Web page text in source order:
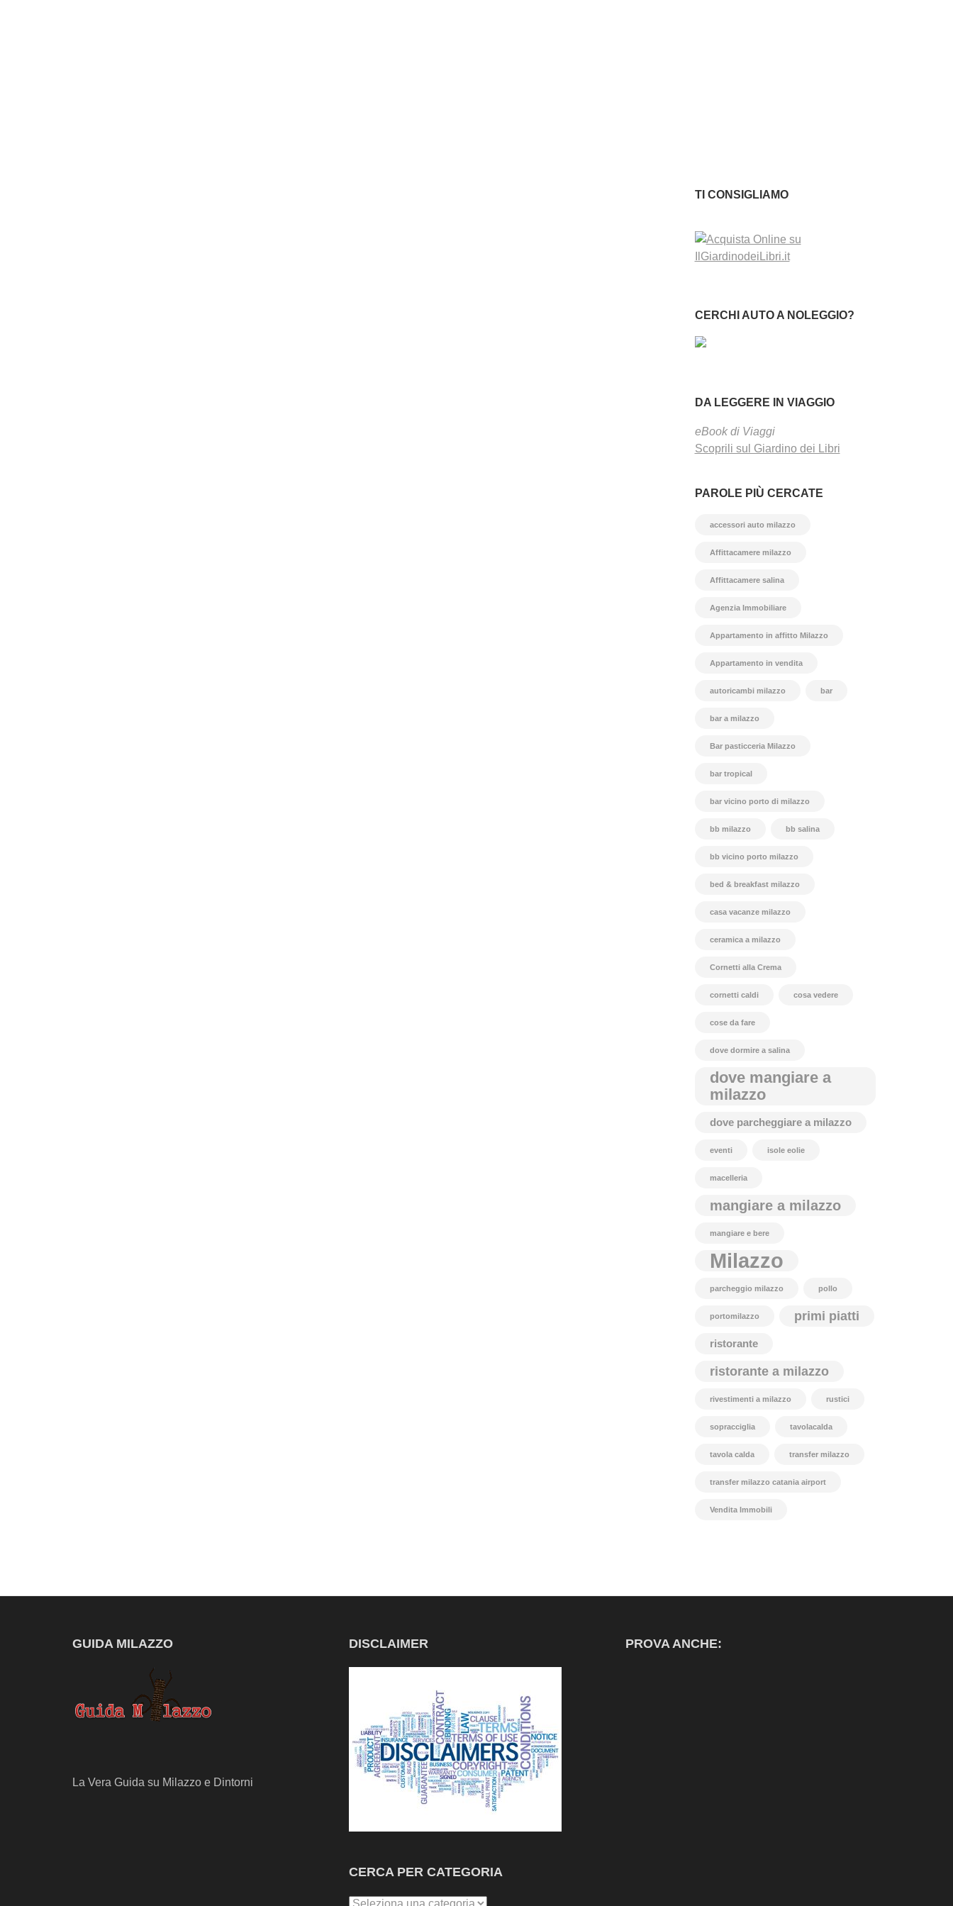
TI CONSIGLIAMO
CERCHI AUTO A NOLEGGIO?
DA LEGGERE IN VIAGGIO
eBook di Viaggi
Scoprili sul Giardino dei Libri
PAROLE PIÙ CERCATE
accessori auto milazzo
Affittacamere milazzo
Affittacamere salina
Agenzia Immobiliare
Appartamento in affitto Milazzo
Appartamento in vendita
autoricambi milazzo bar
bar a milazzo
Bar pasticceria Milazzo
bar tropical
bar vicino porto di milazzo
bb milazzo bb salina
bb vicino porto milazzo
bed & breakfast milazzo
casa vacanze milazzo
ceramica a milazzo
Cornetti alla Crema
cornetti caldi cosa vedere
cose da fare
dove dormire a salina
dove mangiare a
milazzo
dove parcheggiare a milazzo
eventi isole eolie
macelleria
mangiare a milazzo
mangiare e bere
Milazzo
parcheggio milazzo pollo
portomilazzo primi piatti
ristorante
ristorante a milazzo
rivestimenti a milazzo rustici
sopracciglia tavolacalda
tavola calda transfer milazzo
transfer milazzo catania airport
Vendita Immobili
GUIDA MILAZZO
La Vera Guida su Milazzo e Dintorni
DISCLAIMER
CERCA PER CATEGORIA
Cerca
PROVA ANCHE: